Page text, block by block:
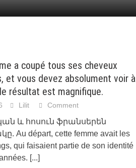
a coupé tous ses cheveux
et vous devez absolument voir à
résultat est magnifique.
Lilit Comment
և հոսուն ֆրանսերեն
Au départ, cette femme avait les
qui faisaient partie de son identité
[...]